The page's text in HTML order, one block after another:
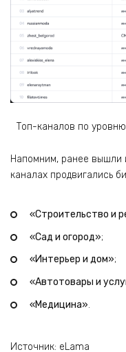
Топ-каналов по
Напомним, ранее вышли
каналах продвигались
«Строительство и
«Сад и огород»;
«Интерьер и дом»;
«Автотовары и
«Медицина».
Источник: eLama